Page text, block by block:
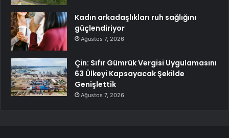
Kadın arkadaşlıkları ruh sağlığını
güçlendiriyor
Ağustos 7, 2026
Çin: Sıfır Gümrük Vergisi Uygulamasını
63 Ülkeyi Kapsayacak Şekilde
Genişlettik
Ağustos 7, 2026